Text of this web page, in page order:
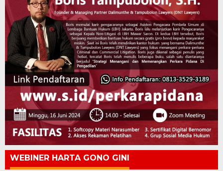
WEBINER HARTA GONO GINI